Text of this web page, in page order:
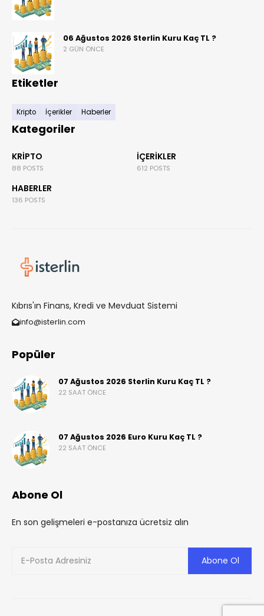
06 Ağustos 2026 Sterlin Kuru Kaç TL ?
2 GÜN ÖNCE
Etiketler
Kripto İçerikler Haberler
Kategoriler
KRIPTO
88 POSTS
İÇERIKLER
612 POSTS
HABERLER
136 POSTS
Kıbrıs'ın Finans, Kredi ve Mevduat Sistemi
info@isterlin.com
Popüler
07 Ağustos 2026 Sterlin Kuru Kaç TL ?
22 SAAT ÖNCE
07 Ağustos 2026 Euro Kuru Kaç TL ?
22 SAAT ÖNCE
Abone Ol
En son gelişmeleri e-postanıza ücretsiz alın